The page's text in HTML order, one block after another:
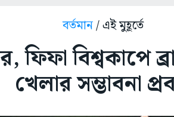
বর্তমান/ এই মুহূর্তে
ফিফা বিশ্বকাপে
খেলার সম্ভাবনা